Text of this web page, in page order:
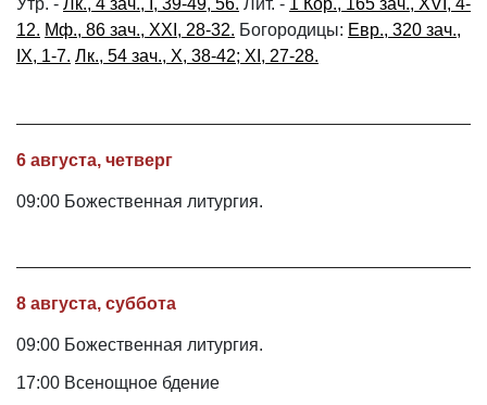
Утр. - Лк., 4 зач., I, 39-49, 56. Лит. - 1 Кор., 165 зач., XVI, 4-
12. Мф., 86 зач., XXI, 28-32. Богородицы: Евр., 320 зач.,
IX, 1-7. Лк., 54 зач., X, 38-42; XI, 27-28.
6 августа, четверг
09:00 Божественная литургия.
8 августа, суббота
09:00 Божественная литургия.
17:00 Всенощное бдение